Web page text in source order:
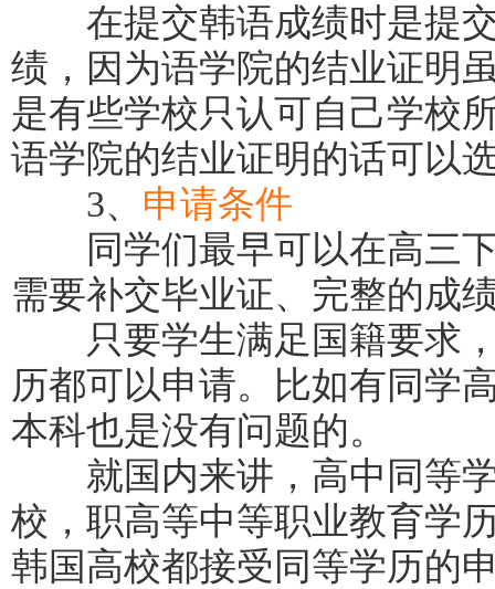
在提交韩语成绩时是提交
绩，因为语学院的结业证明
是有些学校只认可自己学校
语学院的结业证明的话可以
3、 申请条件
同学们最早可以在高三下
需要补交毕业证、完整的成
只要学生满足国籍要求，
历都可以申请。比如有同学
本科也是没有问题的。
就国内来讲，高中同等学
校，职高等中等职业教育学
韩国高校都接受同等学历的